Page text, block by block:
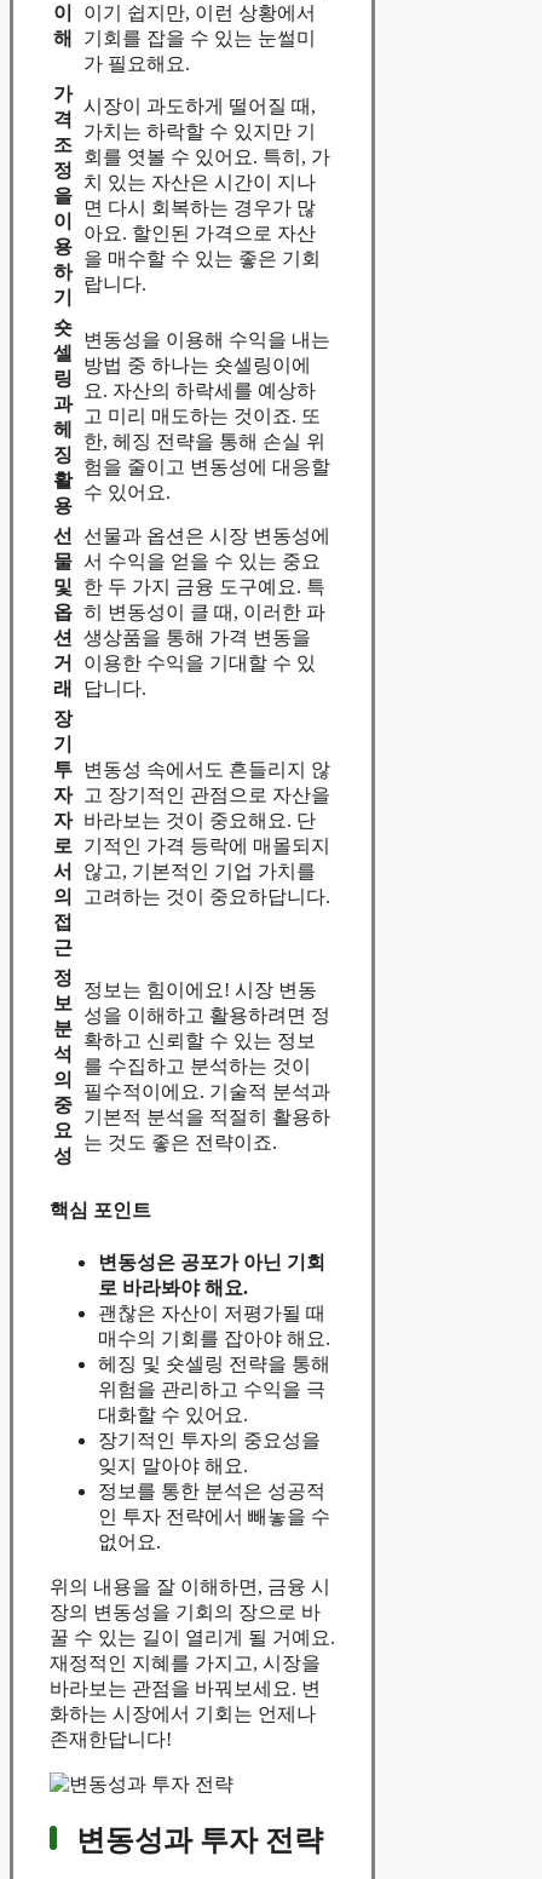
이
해
이기 쉽지만, 이런 상황에서
기회를 잡을 수 있는 눈썰미
가 필요해요.
가
격
조
정
을
이
용
하
기
시장이 과도하게 떨어질 때,
가치는 하락할 수 있지만 기
회를 엿볼 수 있어요. 특히, 가
치 있는 자산은 시간이 지나
면 다시 회복하는 경우가 많
아요. 할인된 가격으로 자산
을 매수할 수 있는 좋은 기회
랍니다.
숏
셀
링
과
헤
징
활
용
변동성을 이용해 수익을 내는
방법 중 하나는 숏셀링이에
요. 자산의 하락세를 예상하
고 미리 매도하는 것이죠. 또
한, 헤징 전략을 통해 손실 위
험을 줄이고 변동성에 대응할
수 있어요.
선
물
및
옵
션
거
래
선물과 옵션은 시장 변동성에
서 수익을 얻을 수 있는 중요
한 두 가지 금융 도구예요. 특
히 변동성이 클 때, 이러한 파
생상품을 통해 가격 변동을
이용한 수익을 기대할 수 있
답니다.
장
기
투
자
자
로
서
의
접
근
변동성 속에서도 흔들리지 않
고 장기적인 관점으로 자산을
바라보는 것이 중요해요. 단
기적인 가격 등락에 매몰되지
않고, 기본적인 기업 가치를
고려하는 것이 중요하답니다.
정
보
분
석
의
중
요
성
정보는 힘이에요! 시장 변동
성을 이해하고 활용하려면 정
확하고 신뢰할 수 있는 정보
를 수집하고 분석하는 것이
필수적이에요. 기술적 분석과
기본적 분석을 적절히 활용하
는 것도 좋은 전략이죠.
핵심 포인트
변동성은 공포가 아닌 기회
로 바라봐야 해요.
괜찮은 자산이 저평가될 때
매수의 기회를 잡아야 해요.
헤징 및 숏셀링 전략을 통해
위험을 관리하고 수익을 극
대화할 수 있어요.
장기적인 투자의 중요성을
잊지 말아야 해요.
정보를 통한 분석은 성공적
인 투자 전략에서 빼놓을 수
없어요.
위의 내용을 잘 이해하면, 금융 시
장의 변동성을 기회의 장으로 바
꿀 수 있는 길이 열리게 될 거예요.
재정적인 지혜를 가지고, 시장을
바라보는 관점을 바꿔보세요. 변
화하는 시장에서 기회는 언제나
존재한답니다!
변동성과 투자 전략